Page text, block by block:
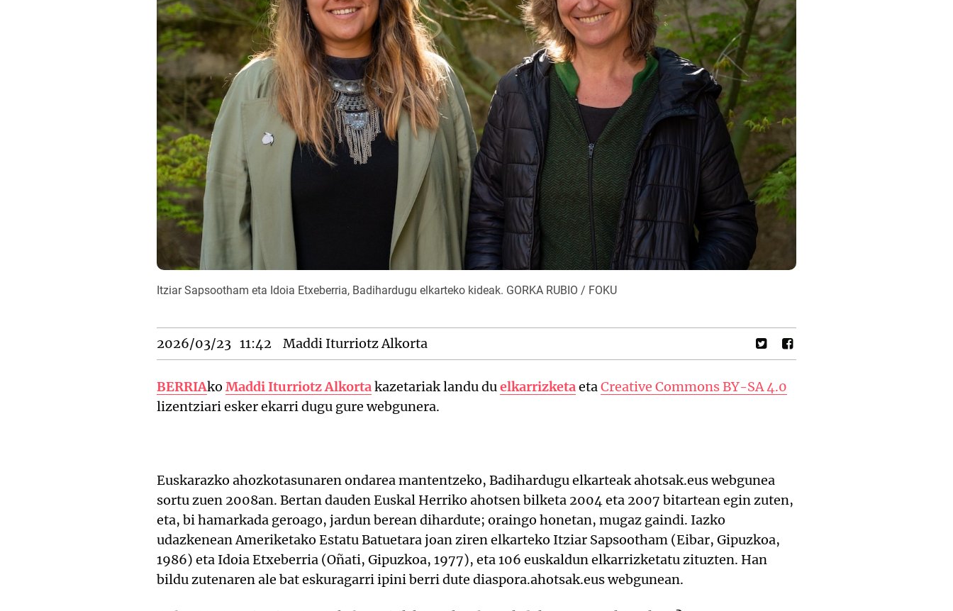
Itziar Sapsootham eta Idoia Etxeberria, Badihardugu elkarteko kideak. GORKA RUBIO / FOKU
2026/03/23 11:42 Maddi Iturriotz Alkorta
BERRIAko Maddi Iturriotz Alkortakazetariak landu duelkarrizketaetaCreative Commons BY-SA 4.0
lizentziari esker ekarri dugu gure webgunera.
Euskarazko ahozkotasunaren ondarea mantentzeko, Badihardugu elkarteak ahotsak.eus webgunea
sortu zuen 2008an. Bertan dauden Euskal Herriko ahotsen bilketa 2004 eta 2007 bitartean egin zuten,
eta, bi hamarkada geroago, jardun berean dihardute; oraingo honetan, mugaz gaindi. Iazko
udazkenean Ameriketako Estatu Batuetara joan ziren elkarteko Itziar Sapsootham (Eibar, Gipuzkoa,
1986) eta Idoia Etxeberria (Oñati, Gipuzkoa, 1977), eta 106 euskaldun elkarrizketatu zituzten. Han
bildu zutenaren ale bat eskuragarri ipini berri dute diaspora.ahotsak.eus webgunean.